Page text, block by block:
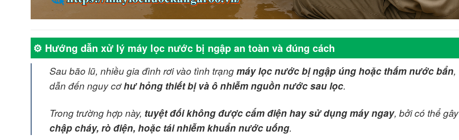
⚙️ Hướng dẫn xử lý máy lọc nước bị ngập an toàn và đúng cách
Sau bão lũ, nhiều gia đình rơi vào tình trạngmáy lọc nước bị ngập úng hoặc thấm nước bẩn,
dẫn đến nguy cơhư hỏng thiết bị và ô nhiễm nguồn nước sau lọc.
Trong trường hợp này, tuyệt đối không được cắm điện hay sử dụng máy ngay, bởi có thể gây
chập cháy, rò điện, hoặc tái nhiễm khuẩn nước uống.